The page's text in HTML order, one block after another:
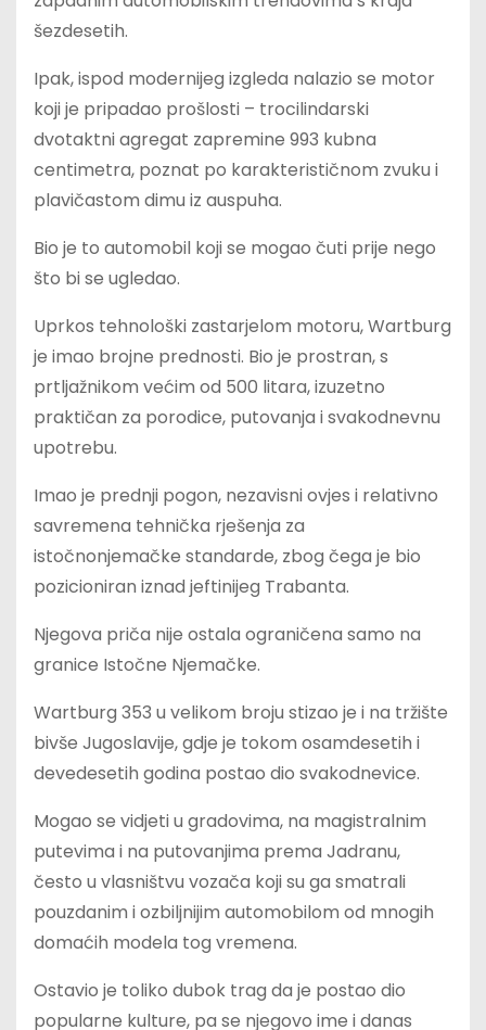
šezdesetih.
Ipak, ispod modernijeg izgleda nalazio se motor
koji je pripadao prošlosti – trocilindarski
dvotaktni agregat zapremine 993 kubna
centimetra, poznat po karakterističnom zvuku i
plavičastom dimu iz auspuha.
Bio je to automobil koji se mogao čuti prije nego
što bi se ugledao.
Uprkos tehnološki zastarjelom motoru, Wartburg
je imao brojne prednosti. Bio je prostran, s
prtljažnikom većim od 500 litara, izuzetno
praktičan za porodice, putovanja i svakodnevnu
upotrebu.
Imao je prednji pogon, nezavisni ovjes i relativno
savremena tehnička rješenja za
istočnonjemačke standarde, zbog čega je bio
pozicioniran iznad jeftinijeg Trabanta.
Njegova priča nije ostala ograničena samo na
granice Istočne Njemačke.
Wartburg 353 u velikom broju stizao je i na tržište
bivše Jugoslavije, gdje je tokom osamdesetih i
devedesetih godina postao dio svakodnevice.
Mogao se vidjeti u gradovima, na magistralnim
putevima i na putovanjima prema Jadranu,
često u vlasništvu vozača koji su ga smatrali
pouzdanim i ozbiljnijim automobilom od mnogih
domaćih modela tog vremena.
Ostavio je toliko dubok trag da je postao dio
popularne kulture, pa se njegovo ime i danas